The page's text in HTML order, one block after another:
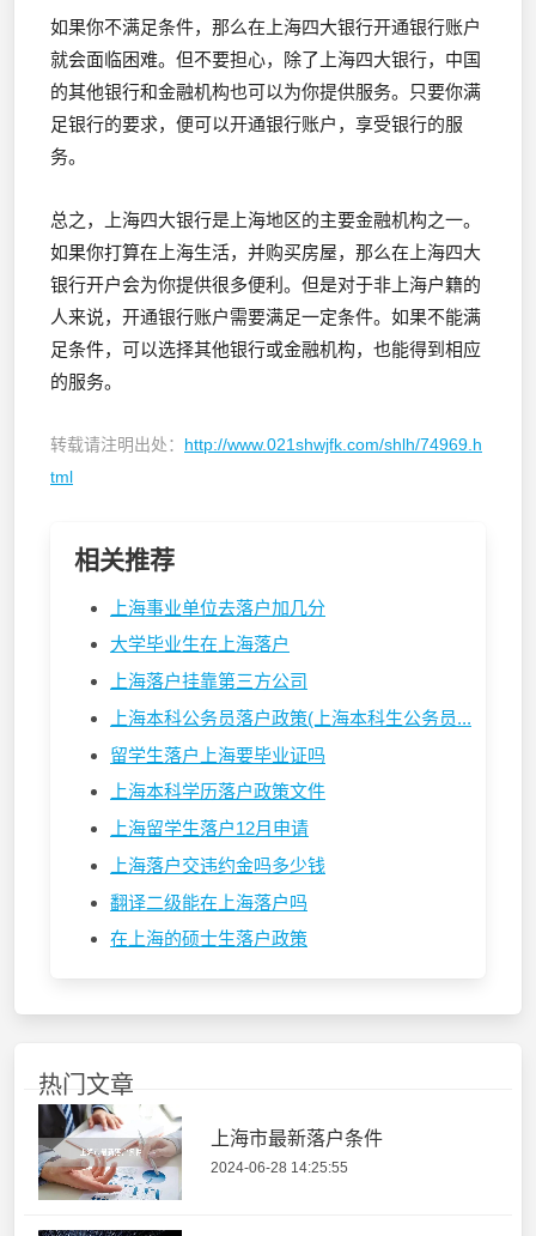
如果你不满足条件，那么在上海四大银行开通银行账户
就会面临困难。但不要担心，除了上海四大银行，中国
的其他银行和金融机构也可以为你提供服务。只要你满
足银行的要求，便可以开通银行账户，享受银行的服
务。
总之，上海四大银行是上海地区的主要金融机构之一。
如果你打算在上海生活，并购买房屋，那么在上海四大
银行开户会为你提供很多便利。但是对于非上海户籍的
人来说，开通银行账户需要满足一定条件。如果不能满
足条件，可以选择其他银行或金融机构，也能得到相应
的服务。
转载请注明出处： http://www.021shwjfk.com/shlh/74969.h
tml
相关推荐
上海事业单位去落户加几分
大学毕业生在上海落户
上海落户挂靠第三方公司
上海本科公务员落户政策(上海本科生公务员...
留学生落户上海要毕业证吗
上海本科学历落户政策文件
上海留学生落户12月申请
上海落户交违约金吗多少钱
翻译二级能在上海落户吗
在上海的硕士生落户政策
热门文章
上海市最新落户条件
2024-06-28 14:25:55